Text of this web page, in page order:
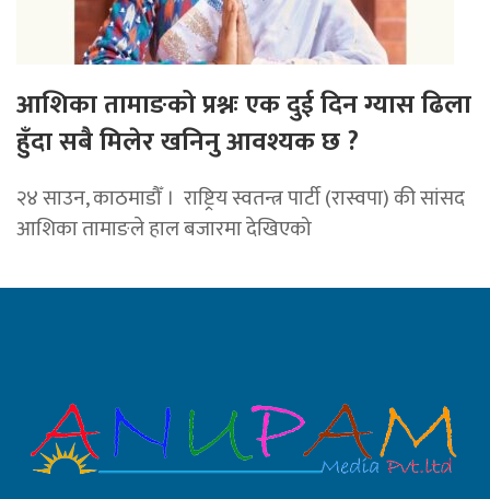
आशिका तामाङको प्रश्नः एक दुई दिन ग्यास ढिला
हुँदा सबै मिलेर खनिनु आवश्यक छ ?
२४ साउन, काठमाडौँ । राष्ट्रिय स्वतन्त्र पार्टी (रास्वपा) की सांसद
आशिका तामाङले हाल बजारमा देखिएको